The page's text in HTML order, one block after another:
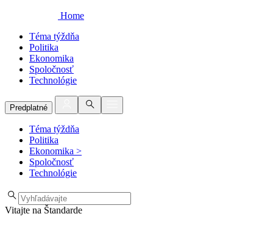
Home
Téma týždňa
Politika
Ekonomika
Spoločnosť
Technológie
Predplatné
Téma týždňa
Politika
Ekonomika >
Spoločnosť
Technológie
Vitajte na Štandarde